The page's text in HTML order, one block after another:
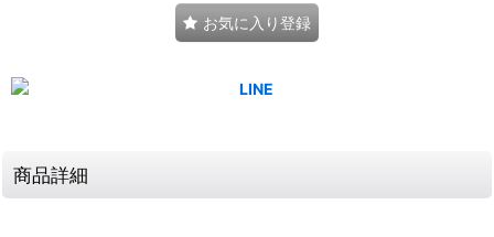
お気に入り登録
商品詳細